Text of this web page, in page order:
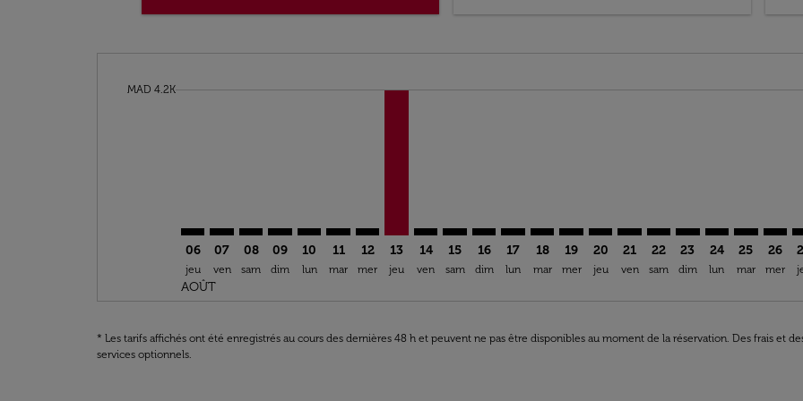
MAD 4.2Kcmp-daily-histogram-bars-legend-min-price-aria-label MAD 4.2K
Displaying fares for août-2026
06
jeu
AOÛT
07
ven
08
sam
09
dim
10
lun
11
mar
12
mer
13
jeu
14
ven
15
sam
16
dim
17
lun
18
mar
TNG–VIL: cmp-view-offers-
19
mer
TNG–VIL: cmp-view-offers-
20
jeu
TNG–VIL: cmp-view-
21
ven
TNG–VIL: cmp-view-
22
sam
TNG–VIL: cmp-
23
dim
TNG–VIL:
24
lun
25
mar
26
mer
* Les tarifs affichés ont été enregistrés au cours des dernières 48 h et peuvent ne pas être disponibles au moment de la réservation. Des frais et
services optionnels.